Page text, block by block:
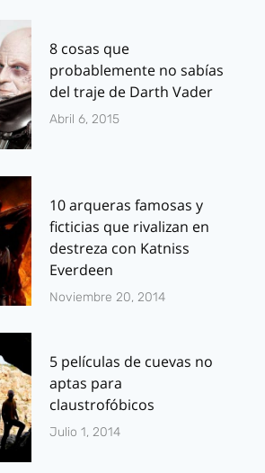
8 cosas que
probablemente no sabías
del traje de Darth Vader
Abril 6, 2015
10 arqueras famosas y
ficticias que rivalizan en
destreza con Katniss
Everdeen
Noviembre 20, 2014
5 películas de cuevas no
aptas para
claustrofóbicos
Julio 1, 2014